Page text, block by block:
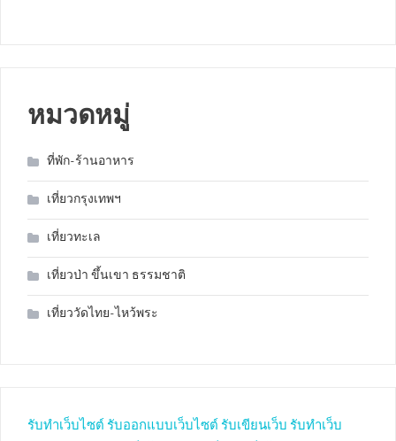
หมวดหมู่
ที่พัก-ร้านอาหาร
เที่ยวกรุงเทพฯ
เที่ยวทะเล
เที่ยวป่า ขึ้นเขา ธรรมชาติ
เที่ยววัดไทย-ไหว้พระ
รับทำเว็บไซต์ รับออกแบบเว็บไซต์ รับเขียนเว็บ รับทำเว็บ